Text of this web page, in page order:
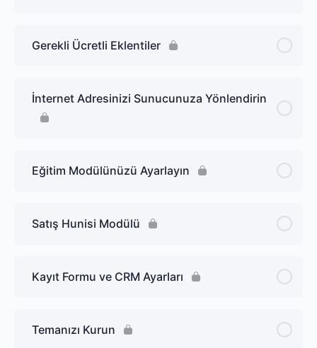
Gerekli Ücretli Eklentiler
İnternet Adresinizi Sunucunuza Yönlendirin
Eğitim Modülünüzü Ayarlayın
Satış Hunisi Modülü
Kayıt Formu ve CRM Ayarları
Temanızı Kurun